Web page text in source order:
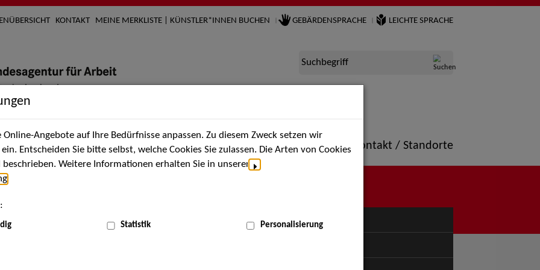
KONTAKT MEINE MERKLISTE | KÜNSTLER*INNEN BUCHEN GEBÄRDENSPRACHE LEICHTE SPRACHE
Suchbegriff
Künstler*innen Über uns Aktuelles Termine Portfolio Kontakt / Standorte
MENÜ
Angebote auf Ihre Bedürfnisse anpassen. Zu diesem Zweck setzen wir
Entscheiden Sie bitte selbst, welche Cookies Sie zulassen. Die Arten von Cookies
Weitere Informationen erhalten Sie in unserer
Statistik Personalisierung